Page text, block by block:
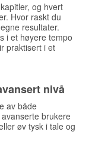
og hvert
Hvor raskt du
resultater.
i et høyere tempo
praktisert i et
nivå
av både
brukere
øv tysk i tale og